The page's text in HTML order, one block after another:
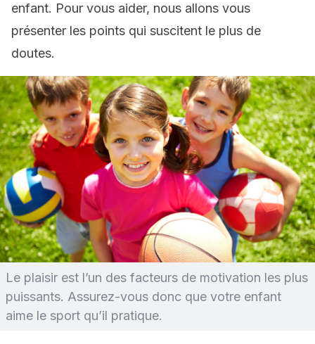
enfant. Pour vous aider, nous allons vous
présenter les points qui suscitent le plus de
doutes.
Le plaisir est l’un des facteurs de motivation les plus
puissants. Assurez-vous donc que votre enfant
aime le sport qu’il pratique.